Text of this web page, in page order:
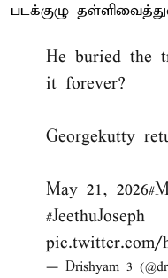
படக்குழு
He buried the
it forever?
Georgekutty
May 21, 2026
#JeethuJoseph
pic.twitter.com/
— Drishyam 3